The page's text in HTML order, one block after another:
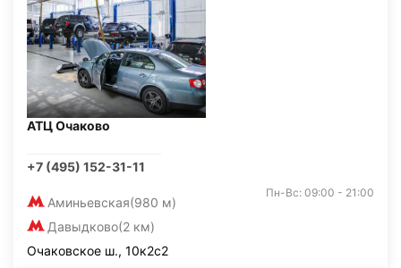
АТЦ Очаково
+7 (495) 152-31-11
Аминьевская(980 м)
Давыдково(2 км)
Пн-Вс: 09:00 - 21:00
Очаковское ш., 10к2с2